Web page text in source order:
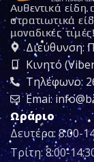
Αυθεντικά είδη
στρατιωτικά
μοναδικές
Διεύθυνση:
Κινητό
Τηλέφωνο:
Emai:
Ωράριο
Δευτέρα: 8:00-
Τρίτη: 8:00-